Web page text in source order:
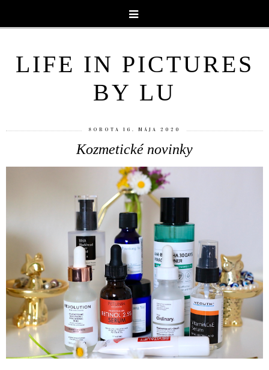
LIFE IN PICTURES
BY LU
SOBOTA 16. MÁJA 2020
Kozmetické novinky